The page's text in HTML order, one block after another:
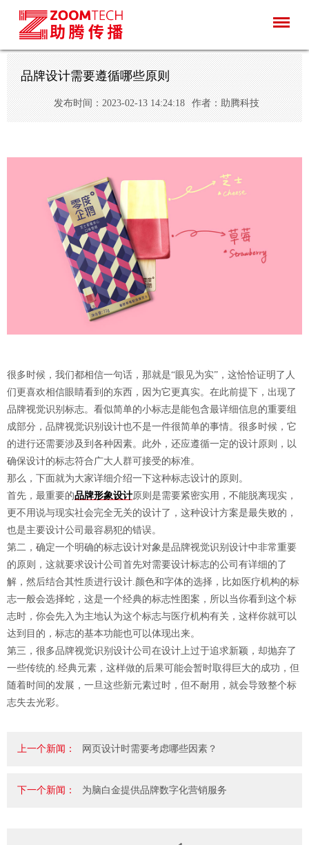
品牌设计需要遵循哪些原则
发布时间：2023-02-13 14:24:18 作者：助腾科技
很多时候，我们都相信一句话，那就是“眼见为实”，这恰恰证明了人
们更喜欢相信眼睛看到的东西，因为它更真实。在此前提下，出现了
品牌视觉识别标志。看似简单的小标志是能包含最详细信息的重要组
成部分，品牌视觉识别设计也不是一件很简单的事情。很多时候，它
的进行还需要涉及到各种因素。此外，还应遵循一定的设计原则，以
确保设计的标志符合广大人群可接受的标准。
那么，下面就为大家详细介绍一下这种标志设计的原则。
首先，最重要的品牌形象设计原则是需要紧密实用，不能脱离现实，
更不用说与现实社会完全无关的设计了，这种设计方案是最失败的，
也是主要设计公司最容易犯的错误。
第二，确定一个明确的标志设计对象是品牌视觉识别设计中非常重要
的原则，这就要求设计公司首先对需要设计标志的公司有详细的了
解，然后结合其性质进行设计.颜色和字体的选择，比如医疗机构的标
志一般会选择蛇，这是一个经典的标志性图案，所以当你看到这个标
志时，你会先入为主地认为这个标志与医疗机构有关，这样你就可以
达到目的，标志的基本功能也可以体现出来。
第三，很多品牌视觉识别设计公司在设计上过于追求新颖，却抛弃了
一些传统的.经典元素，这样做的后果可能会暂时取得巨大的成功，但
随着时间的发展，一旦这些新元素过时，但不耐用，就会导致整个标
志失去光彩。
上一个新闻： 网页设计时需要考虑哪些因素？
下一个新闻： 为脑白金提供品牌数字化营销服务